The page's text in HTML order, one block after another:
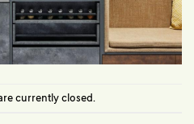
currently closed.